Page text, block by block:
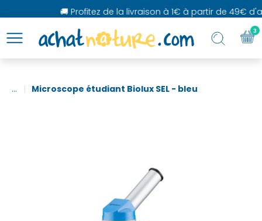
🚚 Profitez de la livraison à 1€ à partir de 49€
... Microscope étudiant Biolux SEL - bleu
3